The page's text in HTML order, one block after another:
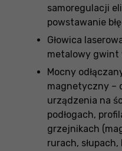
samoregulacji
powstawanie
Głowica
metalowy gwint
Mocny
magnetyczny –
urządzenia na
podłogach,
grzejnikach
rurach, słupach,